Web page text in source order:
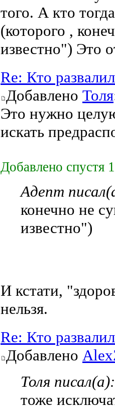
того. А кто
(которого ,
известно") Это
Re: Кто
Добавлено Толя
Это нужно
искать
Добавлено спустя
Адепт
конечно не
известно")
И кстати,
нельзя.
Re: Кто
Добавлено
Толя писал(а):
тоже